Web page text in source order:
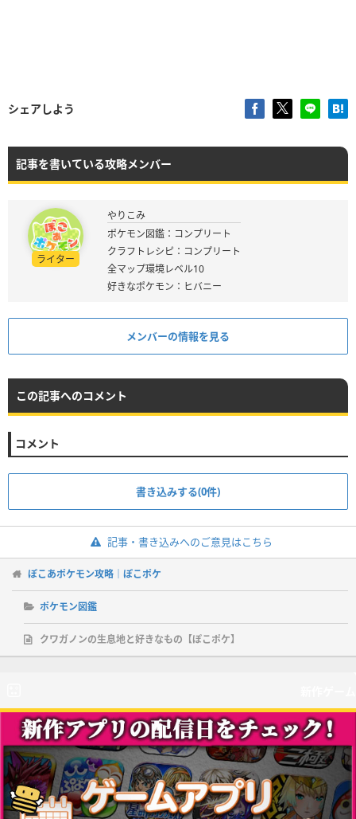
シェアしよう
記事を書いている攻略メンバー
ライター
やりこみ
ポケモン図鑑：コンプリート
クラフトレシピ：コンプリート
全マップ環境レベル10
好きなポケモン：ヒバニー
メンバーの情報を見る
この記事へのコメント
コメント
書き込みする(0件)
記事・書き込みへのご意見はこちら
ぽこあポケモン攻略｜ぽこポケ
ポケモン図鑑
クワガノンの生息地と好きなもの【ぽこポケ】